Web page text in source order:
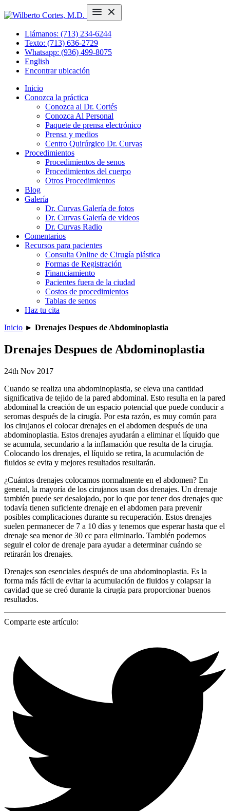
Llámanos: (713) 234-6244
Texto: (713) 636-2729
Whatsapp: (936) 499-8075
English
Encontrar ubicación
Inicio
Conozca la práctica
Conozca al Dr. Cortés
Conozca Al Personal
Paquete de prensa electrónico
Prensa y medios
Centro Quirúrgico Dr. Curvas
Procedimientos
Procedimientos de senos
Procedimientos del cuerpo
Otros Procedimientos
Blog
Galería
Dr. Curvas Galería de fotos
Dr. Curvas Galería de videos
Dr. Curvas Radio
Comentarios
Recursos para pacientes
Consulta Online de Cirugía plástica
Formas de Registración
Financiamiento
Pacientes fuera de la ciudad
Costos de procedimientos
Tablas de senos
Haz tu cita
Inicio ► Drenajes Despues de Abdominoplastia
Drenajes Despues de Abdominoplastia
24th Nov 2017
Cuando se realiza una abdominoplastia, se eleva una cantidad
significativa de tejido de la pared abdominal. Esto resulta en la pared
abdominal la creación de un espacio potencial que puede conducir a
seromas después de la cirugía. Por esta razón, es muy común para
los cirujanos el colocar drenajes en el abdomen después de una
abdominoplastia. Estos drenajes ayudarán a eliminar el líquido que
se acumula, secundario a la inflamación que resulta de la cirugía.
Colocando los drenajes, el líquido se retira, la acumulación de
fluidos se evita y mejores resultados resultarán.
¿Cuántos drenajes colocamos normalmente en el abdomen? En
general, la mayoría de los cirujanos usan dos drenajes. Un drenaje
también puede ser desalojado, por lo que por tener dos drenajes que
todavía tienen suficiente drenaje en el abdomen para prevenir
posibles complicaciones durante su recuperación. Estos drenajes
suelen permanecer de 7 a 10 días y tenemos que esperar hasta que el
drenaje sea menor de 30 cc para eliminarlo. También podemos
seguir el color de drenaje para ayudar a determinar cuándo se
retirarán los drenajes.
Drenajes son esenciales después de una abdominoplastia. Es la
forma más fácil de evitar la acumulación de fluidos y colapsar la
cavidad que se creó durante la cirugía para proporcionar buenos
resultados.
Comparte este artículo: